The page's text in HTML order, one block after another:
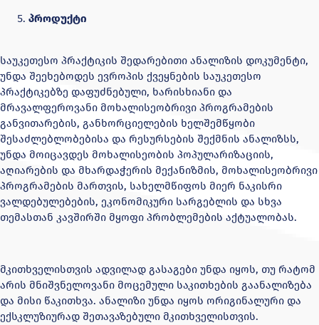
პროდუქტი
საუკეთესო პრაქტიკის შედარებითი ანალიზის დოკუმენტი,
უნდა შეეხებოდეს ევროპის ქვეყნების საუკეთესო
პრაქტიკებზე დაფუძნებული, ხარისხიანი და
მრავალფეროვანი მოხალისეობრივი პროგრამების
განვითარების, განხორციელების ხელშემწყობი
შესაძლებლობებისა და რესურსების შექმნის ანალიზსს,
უნდა მოიცავდეს მოხალისეობის პოპულარიზაციის,
აღიარების და მხარდაჭერის მექანიზმის, მოხალისეობრივი
პროგრამების მართვის, სახელმწიფოს მიერ ნაკისრი
ვალდებულებების, ეკონომიკური სარგებლის და სხვა
თემასთან კავშირში მყოფი პრობლემების აქტუალობას.
მკითხველისთვის ადვილად გასაგები უნდა იყოს, თუ რატომ
არის მნიშვნელოვანი მოცემული საკითხების გაანალიზება
და მისი წაკითხვა. ანალიზი უნდა იყოს ორიგინალური და
ექსკლუზიურად შეთავაზებული მკითხველისთვის.